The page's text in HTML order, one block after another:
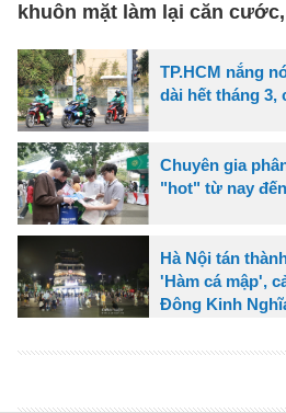
khuôn mặt làm lại căn
TP.HCM nắng
dài hết tháng 3,
Chuyên gia
"hot" từ nay
Hà Nội tán
'Hàm cá mập',
Đông Kinh